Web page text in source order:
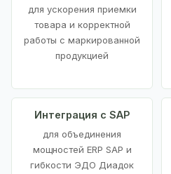
для ускорения приемки
товара и корректной
работы с маркированной
продукцией
Интеграция с SAP
для объединения
мощностей ERP SAP и
гибкости ЭДО Диадок